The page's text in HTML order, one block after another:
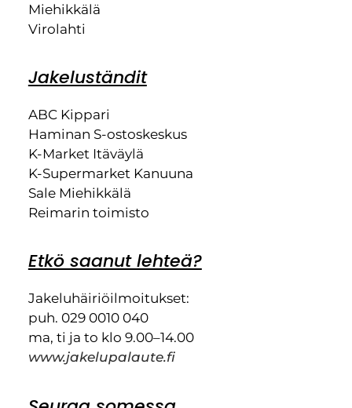
Miehikkälä
Virolahti
Jakeluständit
ABC Kippari
Haminan S-ostoskeskus
K-Market Itäväylä
K-Supermarket Kanuuna
Sale Miehikkälä
Reimarin toimisto
Etkö saanut lehteä?
Jakeluhäiriöilmoitukset:
puh. 029 0010 040
ma, ti ja to klo 9.00–14.00
www.jakelupalaute.fi